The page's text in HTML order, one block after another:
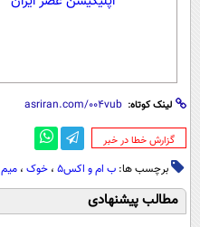
لینک کوتاه:
‌گزارش خطا در خبر
برچسب ها: ب ام و اکس5 ، خوک ، میم
مطالب پیشنهادی